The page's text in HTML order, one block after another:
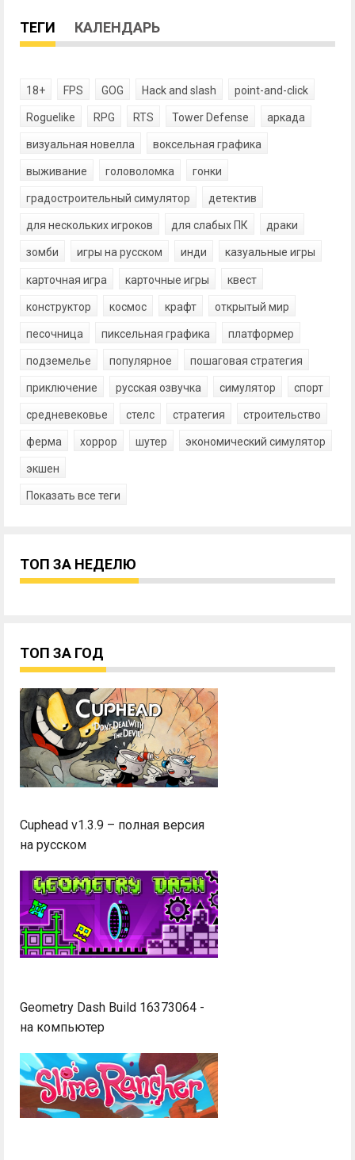
ТЕГИ КАЛЕНДАРЬ
18+ FPS GOG Hack and slash point-and-click
Roguelike RPG RTS Tower Defense аркада
визуальная новелла воксельная графика
выживание головоломка гонки
градостроительный симулятор детектив
для нескольких игроков для слабых ПК драки
зомби игры на русском инди казуальные игры
карточная игра карточные игры квест
конструктор космос крафт открытый мир
песочница пиксельная графика платформер
подземелье популярное пошаговая стратегия
приключение русская озвучка симулятор спорт
средневековье стелс стратегия строительство
ферма хоррор шутер экономический симулятор
экшен
Показать все теги
ТОП ЗА НЕДЕЛЮ
ТОП ЗА ГОД
Cuphead v1.3.9 – полная версия
на русском
Geometry Dash Build 16373064 -
на компьютер